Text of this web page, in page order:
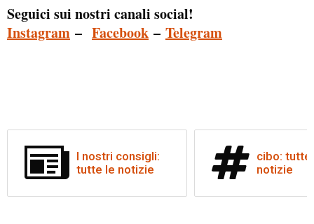
Seguici sui nostri canali social!
Instagram – Facebook – Telegram
I nostri consigli:
tutte le notizie
cibo: tutte
notizie